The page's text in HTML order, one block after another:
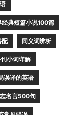
经典短篇小说100篇
配 同义词辨析
小词详解
误译的英语
名言500句